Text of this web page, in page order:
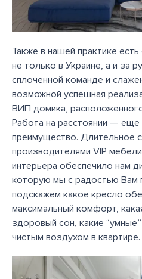
Также в нашей практике
не только в Украине, а и за
сплоченной команде и
возможной успешная
ВИП домика,
Работа на расстоянии —
преимущество. Длительное
производителями VIP
интерьера обеспечило нам
которую мы с радостью Вам
подскажем какое кресло
максимальный комфорт,
здоровый сон, какие
чистым воздухом в квартире.